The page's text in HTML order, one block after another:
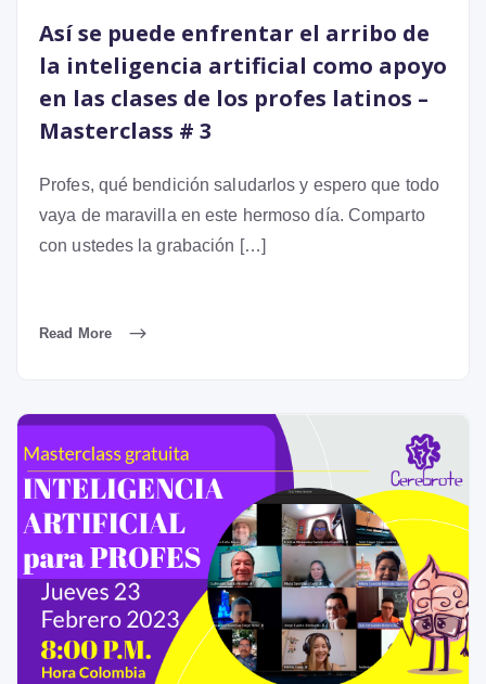
Así se puede enfrentar el arribo de
la inteligencia artificial como apoyo
en las clases de los profes latinos –
Masterclass # 3
Profes, qué bendición saludarlos y espero que todo
vaya de maravilla en este hermoso día. Comparto
con ustedes la grabación […]
Read More